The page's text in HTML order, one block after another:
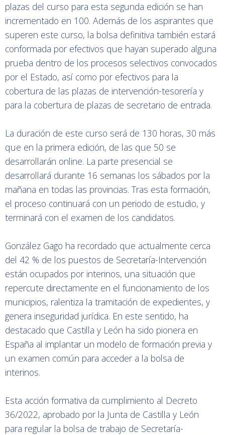
plazas del curso para esta segunda edición se han
incrementado en 100. Además de los aspirantes que
superen este curso, la bolsa definitiva también estará
conformada por efectivos que hayan superado alguna
prueba dentro de los procesos selectivos convocados
por el Estado, así como por efectivos para la
cobertura de las plazas de intervención-tesorería y
para la cobertura de plazas de secretario de entrada.
La duración de este curso será de 130 horas, 30 más
que en la primera edición, de las que 50 se
desarrollarán online. La parte presencial se
desarrollará durante 16 semanas los sábados por la
mañana en todas las provincias. Tras esta formación,
el proceso continuará con un periodo de estudio, y
terminará con el examen de los candidatos.
González Gago ha recordado que actualmente cerca
del 42 % de los puestos de Secretaría-Intervención
están ocupados por interinos, una situación que
repercute directamente en el funcionamiento de los
municipios, ralentiza la tramitación de expedientes, y
genera inseguridad jurídica. En este sentido, ha
destacado que Castilla y León ha sido pionera en
España al implantar un modelo de formación previa y
un examen común para acceder a la bolsa de
interinos.
Esta acción formativa da cumplimiento al Decreto
36/2022, aprobado por la Junta de Castilla y León
para regular la bolsa de trabajo de Secretaría-